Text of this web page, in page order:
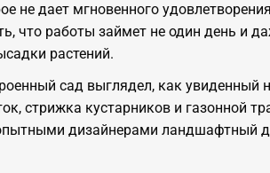
не дает мгновенного
что работы займет не один день и
растений.
сад выглядел, как увиденный
стрижка кустарников и газонной
дизайнерами ландшафтный